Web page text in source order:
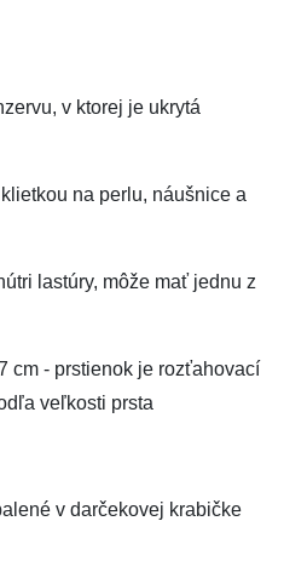
v ktorej je ukrytá
na perlu, náušnice a
lastúry, môže mať jednu z
cm - prstienok je rozťahovací
veľkosti prsta
v darčekovej krabičke